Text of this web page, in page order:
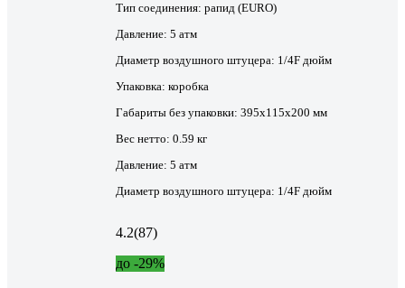
Тип соединения: рапид (EURO)
Давление: 5 атм
Диаметр воздушного штуцера: 1/4F дюйм
Упаковка: коробка
Габариты без упаковки: 395х115х200 мм
Вес нетто: 0.59 кг
Давление: 5 атм
Диаметр воздушного штуцера: 1/4F дюйм
4.2(87)
до -29%